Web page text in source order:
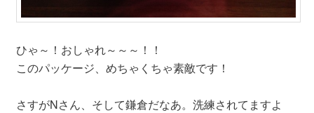
ひゃ～！おしゃれ～～～！！
このパッケージ、めちゃくちゃ素敵です！
さすがNさん、そして鎌倉だなあ。洗練されてますよ